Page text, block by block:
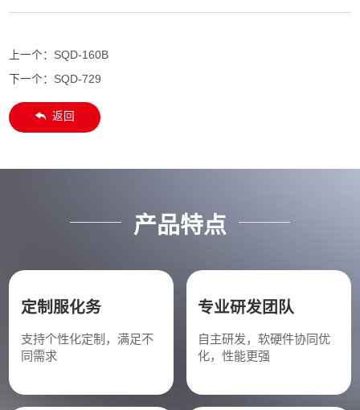
上一个： SQD-160B
下一个： SQD-729
返回
产品特点
定制服化务
支持个性化定制，满足不
同需求
专业研发团队
自主研发，软硬件协同优
化，性能更强